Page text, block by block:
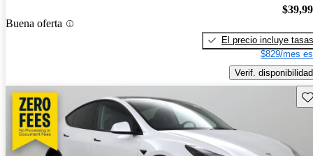
Buena oferta
El precio incluye tasas
$829/mes
Verif. disponibilidad